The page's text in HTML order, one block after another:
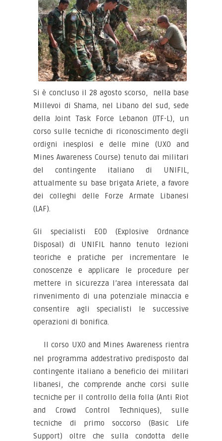
Si è concluso il 28 agosto scorso, nella base
Millevoi di Shama, nel Libano del sud, sede
della Joint Task Force Lebanon (JTF-L), un
corso sulle tecniche di riconoscimento degli
ordigni inesplosi e delle mine (UXO and
Mines Awareness Course) tenuto dai militari
del contingente italiano di UNIFIL,
attualmente su base brigata Ariete, a favore
dei colleghi delle Forze Armate Libanesi
(LAF).
Gli specialisti EOD (Explosive Ordnance
Disposal) di UNIFIL hanno tenuto lezioni
teoriche e pratiche per incrementare le
conoscenze e applicare le procedure per
mettere in sicurezza l’area interessata dal
rinvenimento di una potenziale minaccia e
consentire agli specialisti le successive
operazioni di bonifica.
Il corso UXO and Mines Awareness rientra
nel programma addestrativo predisposto dal
contingente italiano a beneficio dei militari
libanesi, che comprende anche corsi sulle
tecniche per il controllo della folla (Anti Riot
and Crowd Control Techniques), sulle
tecniche di primo soccorso (Basic Life
Support) oltre che sulla condotta delle